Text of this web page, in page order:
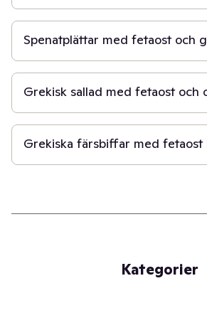
30 min
Spenatplättar med fetaost och
10 min
Grekisk sallad med fetaost och
30 min
Grekiska färsbiffar med fetaost
Kategorier